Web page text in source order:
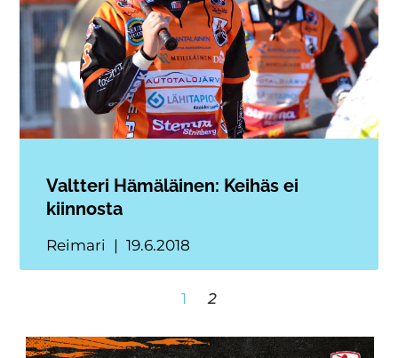
Valtteri Hämäläinen: Keihäs ei
kiinnosta
Reimari 19.6.2018
1 2